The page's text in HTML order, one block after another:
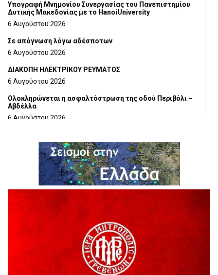
Υπογραφή Μνημονίου Συνεργασίας του Πανεπιστημίου
Δυτικής Μακεδονίας με το HanoiUniversity
6 Αυγούστου 2026
Σε απόγνωση λόγω αδέσποτων
6 Αυγούστου 2026
ΔΙΑΚΟΠΗ ΗΛΕΚΤΡΙΚΟΥ ΡΕΥΜΑΤΟΣ
6 Αυγούστου 2026
Ολοκληρώνεται η ασφαλτόστρωση της οδού Περιβόλι –
Αβδέλλα
6 Αυγούστου 2026
5 Αυγούστου 2026
Ο ΑΝΔΡΕΑΣ ΑΣΛΑΝΙΔΗΣ ΣΥΝΕΧΙΖΕΙ ΣΤΟΝ ΠΡΩΤΕΑ
ΓΡΕΒΕΝΩΝ
5 Αυγούστου 2026
Ευχαριστήριο Εκπολιτιστικού Συλλόγου Ταξιάρχη προς κ.
Παρασχάκη Αθανάσιο
Διακοπή υδροδότησης του Α΄ κλάδου ύδρευσης
5 Αυγούστου 2026
Η Marseaux στα Γρεβενά για μια μοναδική συναυλία